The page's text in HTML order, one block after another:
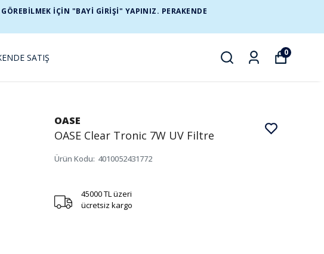
İÇİN "BAYİ GİRİŞİ" YAPINIZ. PERAKENDE
SATIŞ 0
OASE
OASE Clear Tronic 7W UV Filtre
Ürün Kodu: 4010052431772
45000 TL üzeri
ücretsiz kargo